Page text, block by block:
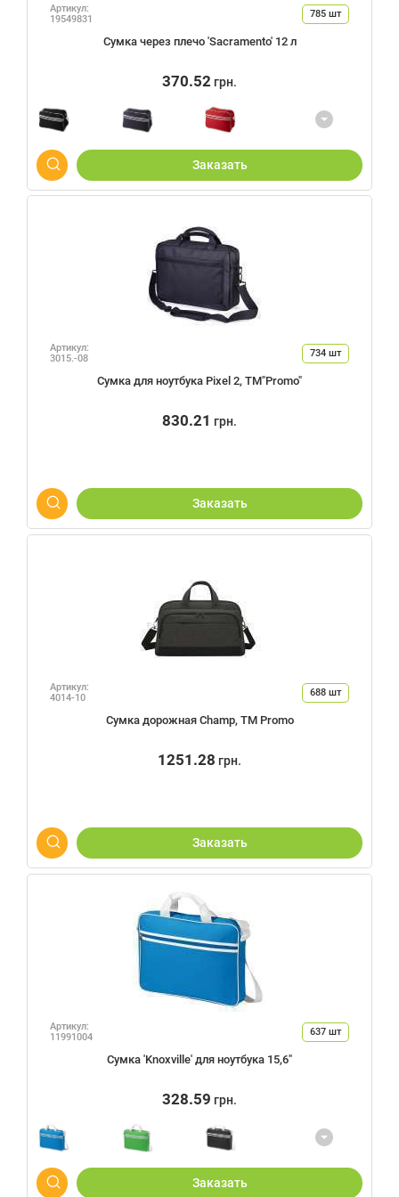
Артикул:
19549831
785шт
Сумка через плечо 'Sacramento' 12 л
370.52 грн.
Заказать
Артикул:
3015.-08
734шт
Сумка для ноутбука Pixel 2, ТМ"Promo"
830.21 грн.
Заказать
Артикул:
4014-10
688шт
Сумка дорожная Champ, TM Promo
1251.28 грн.
Заказать
Артикул:
11991004
637шт
Сумка 'Knoxville' для ноутбука 15,6"
328.59 грн.
Заказать